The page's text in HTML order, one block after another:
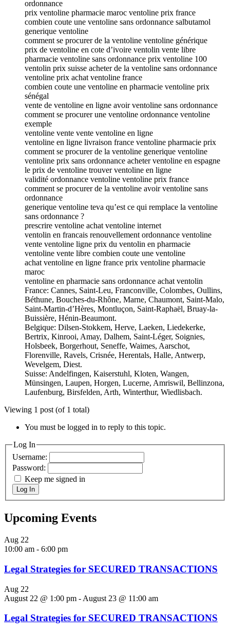
ordonnance
prix ventoline pharmacie maroc ventoline prix france
combien coute une ventoline sans ordonnance salbutamol
generique ventoline
comment se procurer de la ventoline ventoline générique
prix de ventoline en cote d’ivoire ventolin vente libre
pharmacie ventoline sans ordonnance prix ventoline 100
ventolin prix suisse acheter de la ventoline sans ordonnance
ventoline prix achat ventoline france
combien coute une ventoline en pharmacie ventoline prix
sénégal
vente de ventoline en ligne avoir ventoline sans ordonnance
comment se procurer une ventoline ordonnance ventoline
exemple
ventoline vente vente ventoline en ligne
ventoline en ligne livraison france ventoline pharmacie prix
comment se procurer de la ventoline generique ventoline
ventoline prix sans ordonnance acheter ventoline en espagne
le prix de ventoline trouver ventoline en ligne
validité ordonnance ventoline ventoline prix france
comment se procurer de la ventoline avoir ventoline sans
ordonnance
generique ventoline teva qu’est ce qui remplace la ventoline
sans ordonnance ?
prescrire ventoline achat ventoline internet
ventolin en francais renouvellement ordonnance ventoline
vente ventoline ligne prix du ventolin en pharmacie
ventoline vente libre combien coute une ventoline
achat ventoline en ligne france prix ventoline pharmacie
maroc
ventoline en pharmacie sans ordonnance achat ventolin
France: Cannes, Saint-Leu, Franconville, Colombes, Oullins,
Béthune, Bouches-du-Rhône, Marne, Chaumont, Saint-Malo,
Saint-Martin-d’Hères, Montluçon, Saint-Raphaël, Bruay-la-
Buissière, Hénin-Beaumont.
Belgique: Dilsen-Stokkem, Herve, Laeken, Liedekerke,
Bertrix, Kinrooi, Amay, Dalhem, Saint-Léger, Soignies,
Holsbeek, Borgerhout, Seneffe, Waimes, Aarschot,
Florenville, Ravels, Crisnée, Herentals, Halle, Antwerp,
Wevelgem, Diest.
Suisse: Andelfingen, Kaiserstuhl, Kloten, Wangen,
Münsingen, Laupen, Horgen, Lucerne, Amriswil, Bellinzona,
Laufenburg, Birsfelden, Arth, Winterthur, Wiedlisbach.
Viewing 1 post (of 1 total)
You must be logged in to reply to this topic.
Log In
Username:
Password:
Keep me signed in
Log In
Upcoming Events
Aug 22
10:00 am - 6:00 pm
Legal Strategies for SECURED TRANSACTIONS
Aug 22
August 22 @ 1:00 pm - August 23 @ 11:00 am
Legal Strategies for SECURED TRANSACTIONS